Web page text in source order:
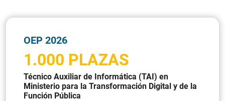
OEP 2026
1.000 PLAZAS
Técnico Auxiliar de Informática (TAI) en
Ministerio para la Transformación Digital y de la
Función Pública